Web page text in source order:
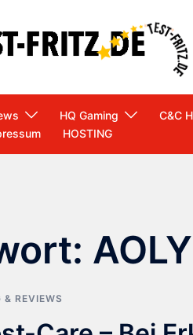
HQ Gaming C&C
HOSTING
& REVIEWS